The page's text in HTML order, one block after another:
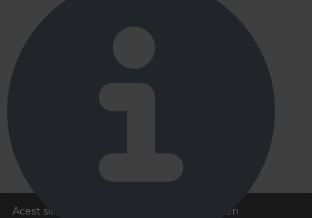
Acest site foloseste cookies pentru a va oferi